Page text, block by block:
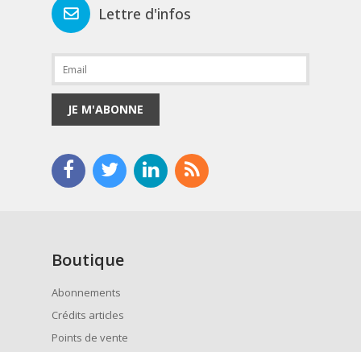
Lettre d'infos
JE M'ABONNE
Boutique
Abonnements
Crédits articles
Points de vente